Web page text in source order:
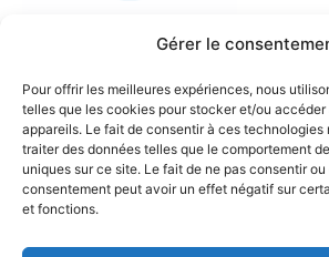
Gérer le
Pour offrir les meilleures expériences, nous
telles que les cookies pour stocker et/ou
appareils. Le fait de consentir à ces technologies
traiter des données telles que le comportement
uniques sur ce site. Le fait de ne pas consentir ou
consentement peut avoir un effet négatif sur
et fonctions.
Confort > Expert
145€
Ajouter au panier